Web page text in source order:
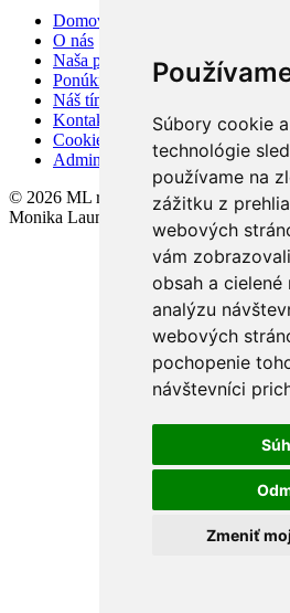
Súbory cookie
technológie
používame na
zážitku z
webových
vám
obsah a cielené
analýzu
webových
pochopenie
návštevníci
Zmeniť
Domov
O nás
Naša ponuka
Ponúknite nám
Náš tím
Kontakt
Cookies
Admin
© 2026 ML realitný& finančny servis
Monika Launerová - SZČO